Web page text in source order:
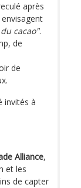
après
du cacao".
de
de
invités à
Alliance,
et les
de capter